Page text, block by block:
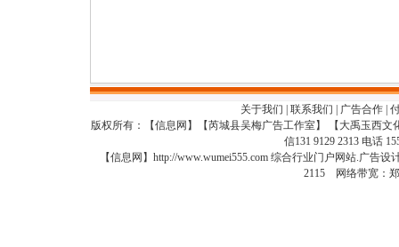
关于我们 联系我们 广告合作
版权所有：【信息网】【芮城县吴梅广告工作室】 【大禹玉西
信131 9129 2313 电话
【信息网】http://www.wumei555.com 综合行业门户网站.广告
2115 网络带宽：郑